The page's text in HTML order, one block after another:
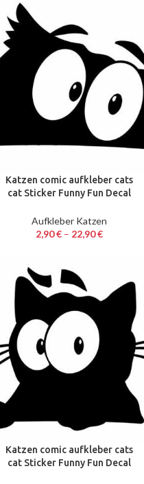
Katzen comic aufkleber cats
cat Sticker Funny Fun Decal
Aufkleber Katzen
2,90€– 22,90€
Katzen comic aufkleber cats
cat Sticker Funny Fun Decal